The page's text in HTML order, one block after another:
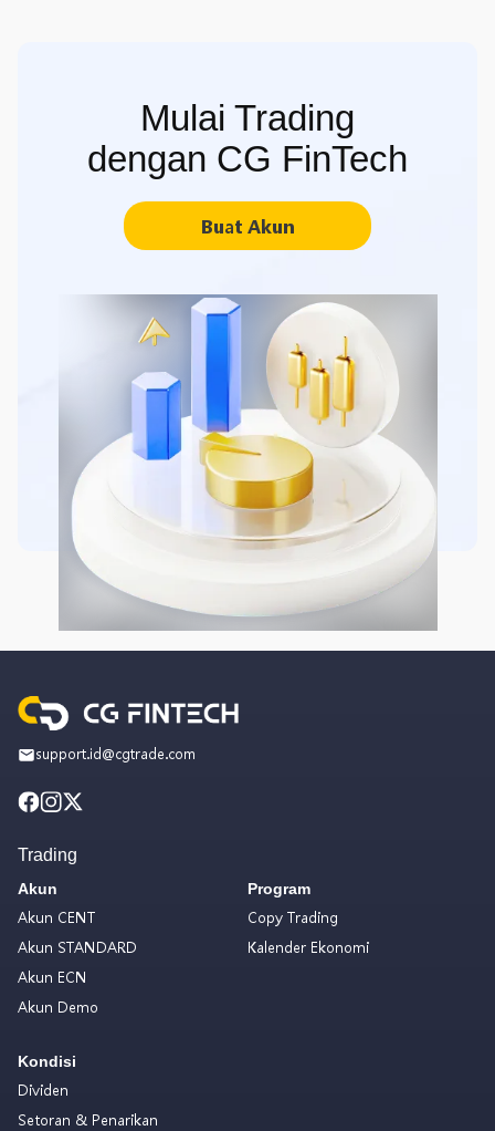
Mulai Trading
dengan CG FinTech
Buat Akun
support.id@cgtrade.com
Trading
Akun
Akun CENT
Akun STANDARD
Akun ECN
Akun Demo
Kondisi
Dividen
Setoran & Penarikan
Program
Copy Trading
Kalender Ekonomi